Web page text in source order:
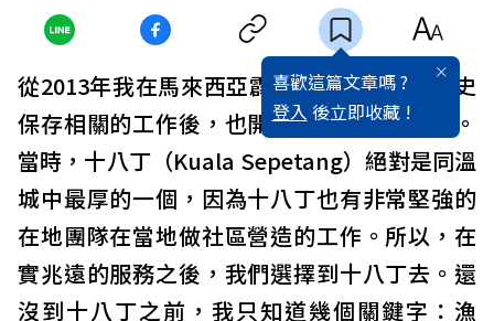
喜歡這篇文章嗎 ?
登入 後立即收藏 !
從2013年我在馬來西亞霹靂州務邊做文化歷史
保存相關的工作後，也開始留意「同溫城」。
當時，十八丁（Kuala Sepetang）絕對是同溫
城中最厚的一個，因為十八丁也有非常堅強的
在地團隊在當地做社區營造的工作。所以，在
實兆遠的服務之後，我們選擇到十八丁去。還
沒到十八丁之前，我只知道幾個關鍵字：漁